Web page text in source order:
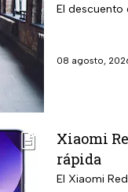
El descuento
08 agosto,
Xiaomi
rápida
El Xiaomi